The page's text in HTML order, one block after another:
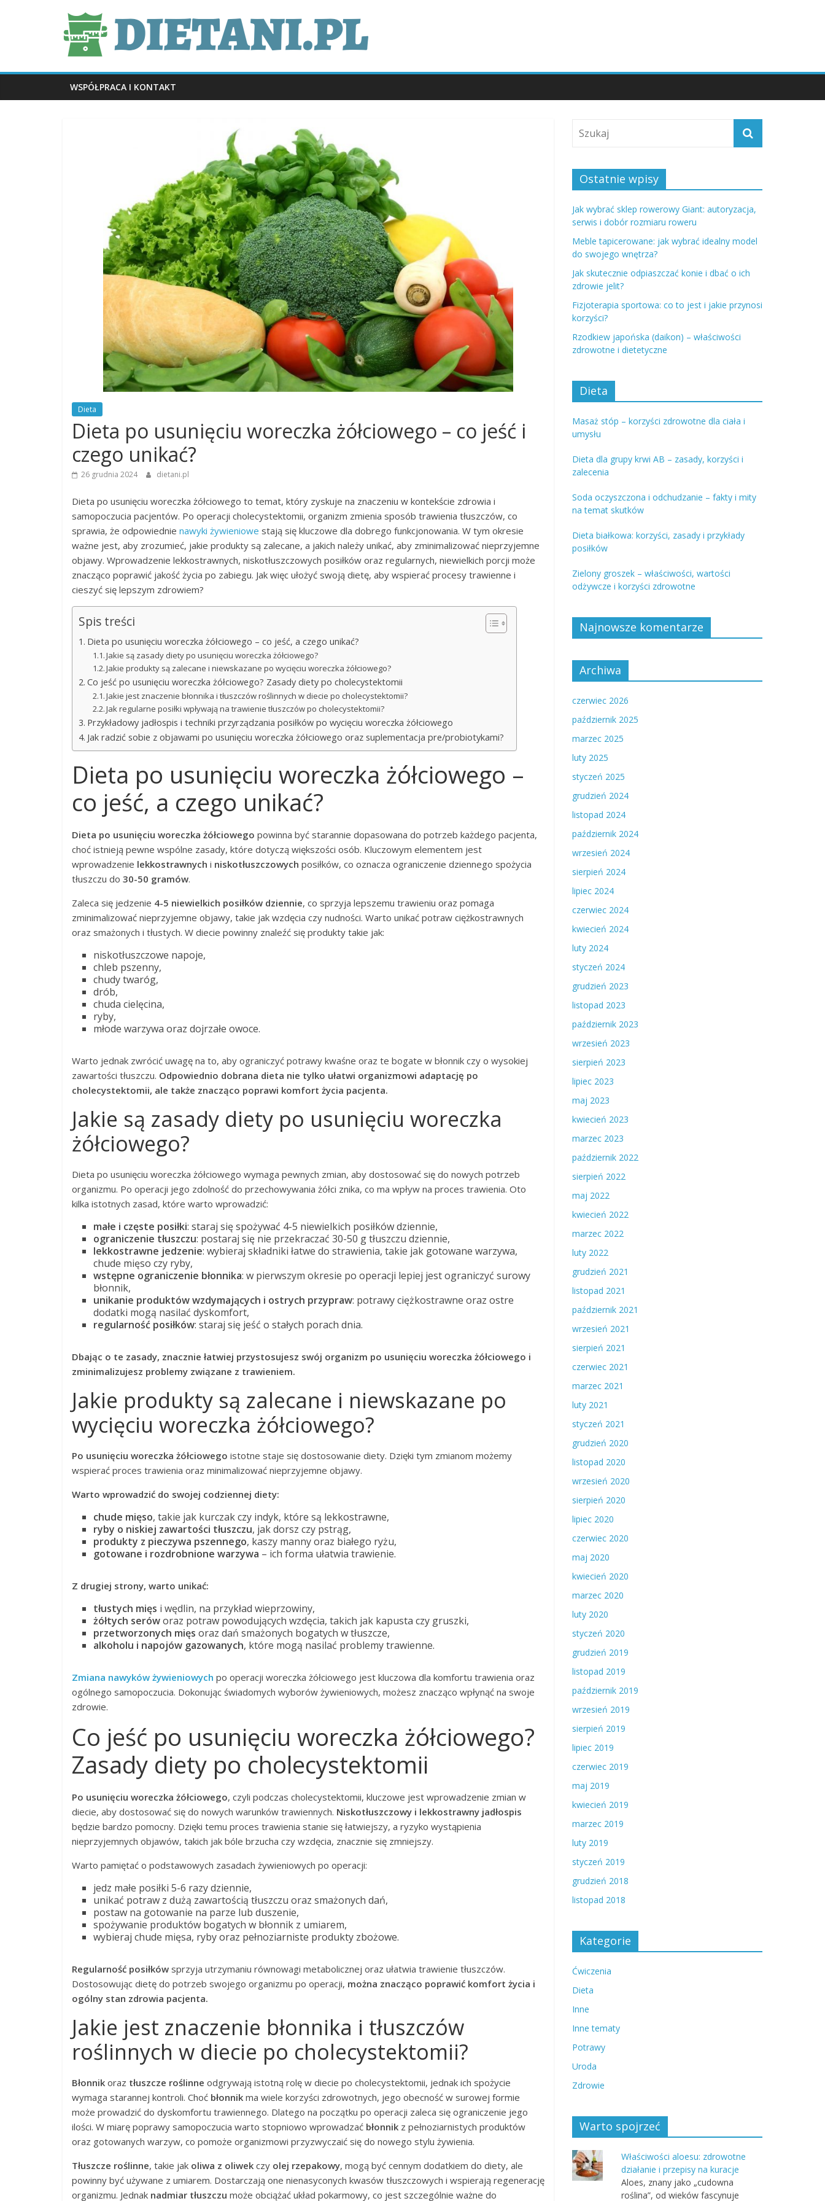
dietani.pl
WSPÓŁPRACA I KONTAKT
Dieta
Dieta po usunięciu woreczka żółciowego – co jeść i
czego unikać?
26 grudnia 2024 dietani.pl
Dieta po usunięciu woreczka żółciowego to temat, który zyskuje na znaczeniu w kontekście zdrowia i
samopoczucia pacjentów. Po operacji cholecystektomii, organizm zmienia sposób trawienia tłuszczów, co
sprawia, że odpowiednie nawyki żywieniowe stają się kluczowe dla dobrego funkcjonowania. W tym okresie
ważne jest, aby zrozumieć, jakie produkty są zalecane, a jakich należy unikać, aby zminimalizować nieprzyjemne
objawy. Wprowadzenie lekkostrawnych, niskotłuszczowych posiłków oraz regularnych, niewielkich porcji może
znacząco poprawić jakość życia po zabiegu. Jak więc ułożyć swoją dietę, aby wspierać procesy trawienne i
cieszyć się lepszym zdrowiem?
Spis treści
Dieta po usunięciu woreczka żółciowego – co jeść, a czego unikać?
Jakie są zasady diety po usunięciu woreczka żółciowego?
Jakie produkty są zalecane i niewskazane po wycięciu woreczka żółciowego?
Co jeść po usunięciu woreczka żółciowego? Zasady diety po cholecystektomii
Jakie jest znaczenie błonnika i tłuszczów roślinnych w diecie po cholecystektomii?
Jak regularne posiłki wpływają na trawienie tłuszczów po cholecystektomii?
Przykładowy jadłospis i techniki przyrządzania posiłków po wycięciu woreczka żółciowego
Jak radzić sobie z objawami po usunięciu woreczka żółciowego oraz suplementacja pre/probiotykami?
Dieta po usunięciu woreczka żółciowego –
co jeść, a czego unikać?
Dieta po usunięciu woreczka żółciowego powinna być starannie dopasowana do potrzeb każdego pacjenta,
choć istnieją pewne wspólne zasady, które dotyczą większości osób. Kluczowym elementem jest
wprowadzenie lekkostrawnych i niskotłuszczowych posiłków, co oznacza ograniczenie dziennego spożycia
tłuszczu do 30-50 gramów.
Zaleca się jedzenie 4-5 niewielkich posiłków dziennie, co sprzyja lepszemu trawieniu oraz pomaga
zminimalizować nieprzyjemne objawy, takie jak wzdęcia czy nudności. Warto unikać potraw ciężkostrawnych
oraz smażonych i tłustych. W diecie powinny znaleźć się produkty takie jak:
niskotłuszczowe napoje,
chleb pszenny,
chudy twaróg,
drób,
chuda cielęcina,
ryby,
młode warzywa oraz dojrzałe owoce.
Warto jednak zwrócić uwagę na to, aby ograniczyć potrawy kwaśne oraz te bogate w błonnik czy o wysokiej
zawartości tłuszczu. Odpowiednio dobrana dieta nie tylko ułatwi organizmowi adaptację po
cholecystektomii, ale także znacząco poprawi komfort życia pacjenta.
Jakie są zasady diety po usunięciu woreczka
żółciowego?
Dieta po usunięciu woreczka żółciowego wymaga pewnych zmian, aby dostosować się do nowych potrzeb
organizmu. Po operacji jego zdolność do przechowywania żółci znika, co ma wpływ na proces trawienia. Oto
kilka istotnych zasad, które warto wprowadzić:
małe i częste posiłki: staraj się spożywać 4-5 niewielkich posiłków dziennie,
ograniczenie tłuszczu: postaraj się nie przekraczać 30-50 g tłuszczu dziennie,
lekkostrawne jedzenie: wybieraj składniki łatwe do strawienia, takie jak gotowane warzywa,
chude mięso czy ryby,
wstępne ograniczenie błonnika: w pierwszym okresie po operacji lepiej jest ograniczyć surowy
błonnik,
unikanie produktów wzdymających i ostrych przypraw: potrawy ciężkostrawne oraz ostre
dodatki mogą nasilać dyskomfort,
regularność posiłków: staraj się jeść o stałych porach dnia.
Dbając o te zasady, znacznie łatwiej przystosujesz swój organizm po usunięciu woreczka żółciowego i
zminimalizujesz problemy związane z trawieniem.
Jakie produkty są zalecane i niewskazane po
wycięciu woreczka żółciowego?
Po usunięciu woreczka żółciowego istotne staje się dostosowanie diety. Dzięki tym zmianom możemy
wspierać proces trawienia oraz minimalizować nieprzyjemne objawy.
Warto wprowadzić do swojej codziennej diety:
chude mięso, takie jak kurczak czy indyk, które są lekkostrawne,
ryby o niskiej zawartości tłuszczu, jak dorsz czy pstrąg,
produkty z pieczywa pszennego, kaszy manny oraz białego ryżu,
gotowane i rozdrobnione warzywa – ich forma ułatwia trawienie.
Z drugiej strony, warto unikać:
tłustych mięs i wędlin, na przykład wieprzowiny,
żółtych seróworaz potraw powodujących wzdęcia, takich jak kapusta czy gruszki,
przetworzonych mięs oraz dań smażonych bogatych w tłuszcze,
alkoholu i napojów gazowanych, które mogą nasilać problemy trawienne.
Zmiana nawyków żywieniowych po operacji woreczka żółciowego jest kluczowa dla komfortu trawienia oraz
ogólnego samopoczucia. Dokonując świadomych wyborów żywieniowych, możesz znacząco wpłynąć na swoje
zdrowie.
Co jeść po usunięciu woreczka żółciowego?
Zasady diety po cholecystektomii
Po usunięciu woreczka żółciowego, czyli podczas cholecystektomii, kluczowe jest wprowadzenie zmian w
diecie, aby dostosować się do nowych warunków trawiennych. Niskotłuszczowy i lekkostrawny jadłospis
będzie bardzo pomocny. Dzięki temu proces trawienia stanie się łatwiejszy, a ryzyko wystąpienia
nieprzyjemnych objawów, takich jak bóle brzucha czy wzdęcia, znacznie się zmniejszy.
Warto pamiętać o podstawowych zasadach żywieniowych po operacji:
jedz małe posiłki 5-6 razy dziennie,
unikać potraw z dużą zawartością tłuszczu oraz smażonych dań,
postaw na gotowanie na parze lub duszenie,
spożywanie produktów bogatych w błonnik z umiarem,
wybieraj chude mięsa, ryby oraz pełnoziarniste produkty zbożowe.
Regularność posiłków sprzyja utrzymaniu równowagi metabolicznej oraz ułatwia trawienie tłuszczów.
Dostosowując dietę do potrzeb swojego organizmu po operacji, można znacząco poprawić komfort życia i
ogólny stan zdrowia pacjenta.
Jakie jest znaczenie błonnika i tłuszczów
roślinnych w diecie po cholecystektomii?
Błonnik oraz tłuszcze roślinne odgrywają istotną rolę w diecie po cholecystektomii, jednak ich spożycie
wymaga starannej kontroli. Choć błonnik ma wiele korzyści zdrowotnych, jego obecność w surowej formie
może prowadzić do dyskomfortu trawiennego. Dlatego na początku po operacji zaleca się ograniczenie jego
ilości. W miarę poprawy samopoczucia warto stopniowo wprowadzać błonnik z pełnoziarnistych produktów
oraz gotowanych warzyw, co pomoże organizmowi przyzwyczaić się do nowego stylu żywienia.
Tłuszcze roślinne, takie jak oliwa z oliwek czy olej rzepakowy, mogą być cennym dodatkiem do diety, ale
powinny być używane z umiarem. Dostarczają one nienasyconych kwasów tłuszczowych i wspierają regenerację
organizmu. Jednak nadmiar tłuszczu może obciążać układ pokarmowy, co jest szczególnie ważne do
Ostatnie wpisy
Jak wybrać sklep rowerowy Giant: autoryzacja,
serwis i dobór rozmiaru roweru
Meble tapicerowane: jak wybrać idealny model
do swojego wnętrza?
Jak skutecznie odpiaszczać konie i dbać o ich
zdrowie jelit?
Fizjoterapia sportowa: co to jest i jakie przynosi
korzyści?
Rzodkiew japońska (daikon) – właściwości
zdrowotne i dietetyczne
Dieta
Masaż stóp – korzyści zdrowotne dla ciała i
umysłu
Dieta dla grupy krwi AB – zasady, korzyści i
zalecenia
Soda oczyszczona i odchudzanie – fakty i mity
na temat skutków
Dieta białkowa: korzyści, zasady i przykłady
posiłków
Zielony groszek – właściwości, wartości
odżywcze i korzyści zdrowotne
Najnowsze komentarze
Archiwa
czerwiec 2026
październik 2025
marzec 2025
luty 2025
styczeń 2025
grudzień 2024
listopad 2024
październik 2024
wrzesień 2024
sierpień 2024
lipiec 2024
czerwiec 2024
kwiecień 2024
luty 2024
styczeń 2024
grudzień 2023
listopad 2023
październik 2023
wrzesień 2023
sierpień 2023
lipiec 2023
maj 2023
kwiecień 2023
marzec 2023
październik 2022
sierpień 2022
maj 2022
kwiecień 2022
marzec 2022
luty 2022
grudzień 2021
listopad 2021
październik 2021
wrzesień 2021
sierpień 2021
czerwiec 2021
marzec 2021
luty 2021
styczeń 2021
grudzień 2020
listopad 2020
wrzesień 2020
sierpień 2020
lipiec 2020
czerwiec 2020
maj 2020
kwiecień 2020
marzec 2020
luty 2020
styczeń 2020
grudzień 2019
listopad 2019
październik 2019
wrzesień 2019
sierpień 2019
lipiec 2019
czerwiec 2019
maj 2019
kwiecień 2019
marzec 2019
luty 2019
styczeń 2019
grudzień 2018
listopad 2018
Kategorie
Ćwiczenia
Dieta
Inne
Inne tematy
Potrawy
Uroda
Zdrowie
Warto spojrzeć
Właściwości aloesu: zdrowotne
działanie i przepisy na kuracje
Aloes, znany jako „cudowna
roślina”, od wieków fascynuje